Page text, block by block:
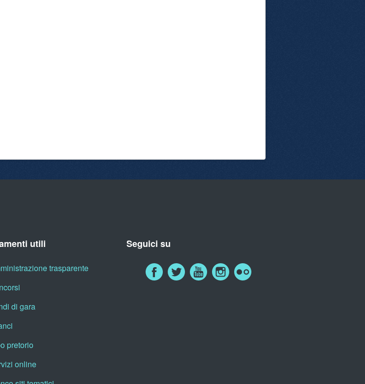
utili
trasparente
di gara
pretorio
online
Seguici su